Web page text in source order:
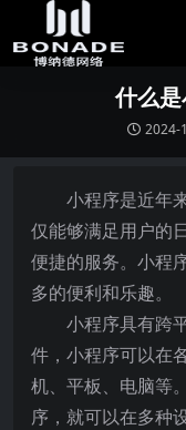
什么
2024-
小程序是近年
仅能够满足用户的
便捷的服务。小程
多的便利和乐趣。
小程序具有跨
件，小程序可以在
机、平板、电脑等
序，就可以在多种